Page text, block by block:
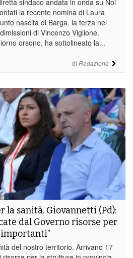
di Redazione
la recente nomina di Laura
nascita di Barga. la terza nel
di Vincenzo Viglione.
orsono, ha sottolineato la...
la sanità. Giovannetti (Pd):
dal Governo risorse per
del nostro territorio. Arrivano 17